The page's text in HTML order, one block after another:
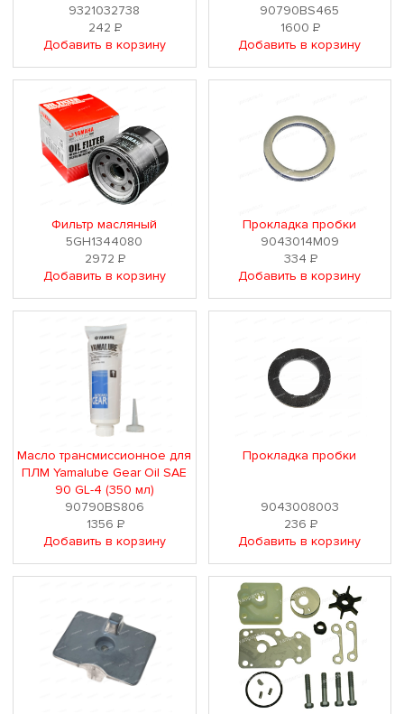
9321032738
242Р
Добавить в корзину
90790BS465
1600Р
Добавить в корзину
Фильтр масляный
5GH1344080
2972Р
Добавить в корзину
Прокладка пробки
9043014M09
334 Р
Добавить в корзину
Масло трансмиссионное для
ПЛМ Yamalube Gear Oil SAE
90 GL-4 (350 мл)
90790BS806
1356 Р
Добавить в корзину
Прокладка пробки
9043008003
236 Р
Добавить в корзину